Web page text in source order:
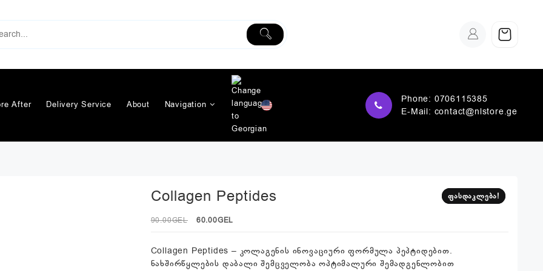
After Delivery Service About Navigation
Phone: 0706115385
E-Mail: contact@nlstore.ge
ფასდაკლება!
Collagen Peptides
90.00GEL
Original
was:
90.00₾.
60.00GEL
60.00₾.
Collagen Peptides – კოლაგენის ინოვაციური ფორმულა პეპტიდებით.
ნახშირწყლების დაბალი შემცველობა ოპტიმალური შემადგენლობით
ფასდაკლება!